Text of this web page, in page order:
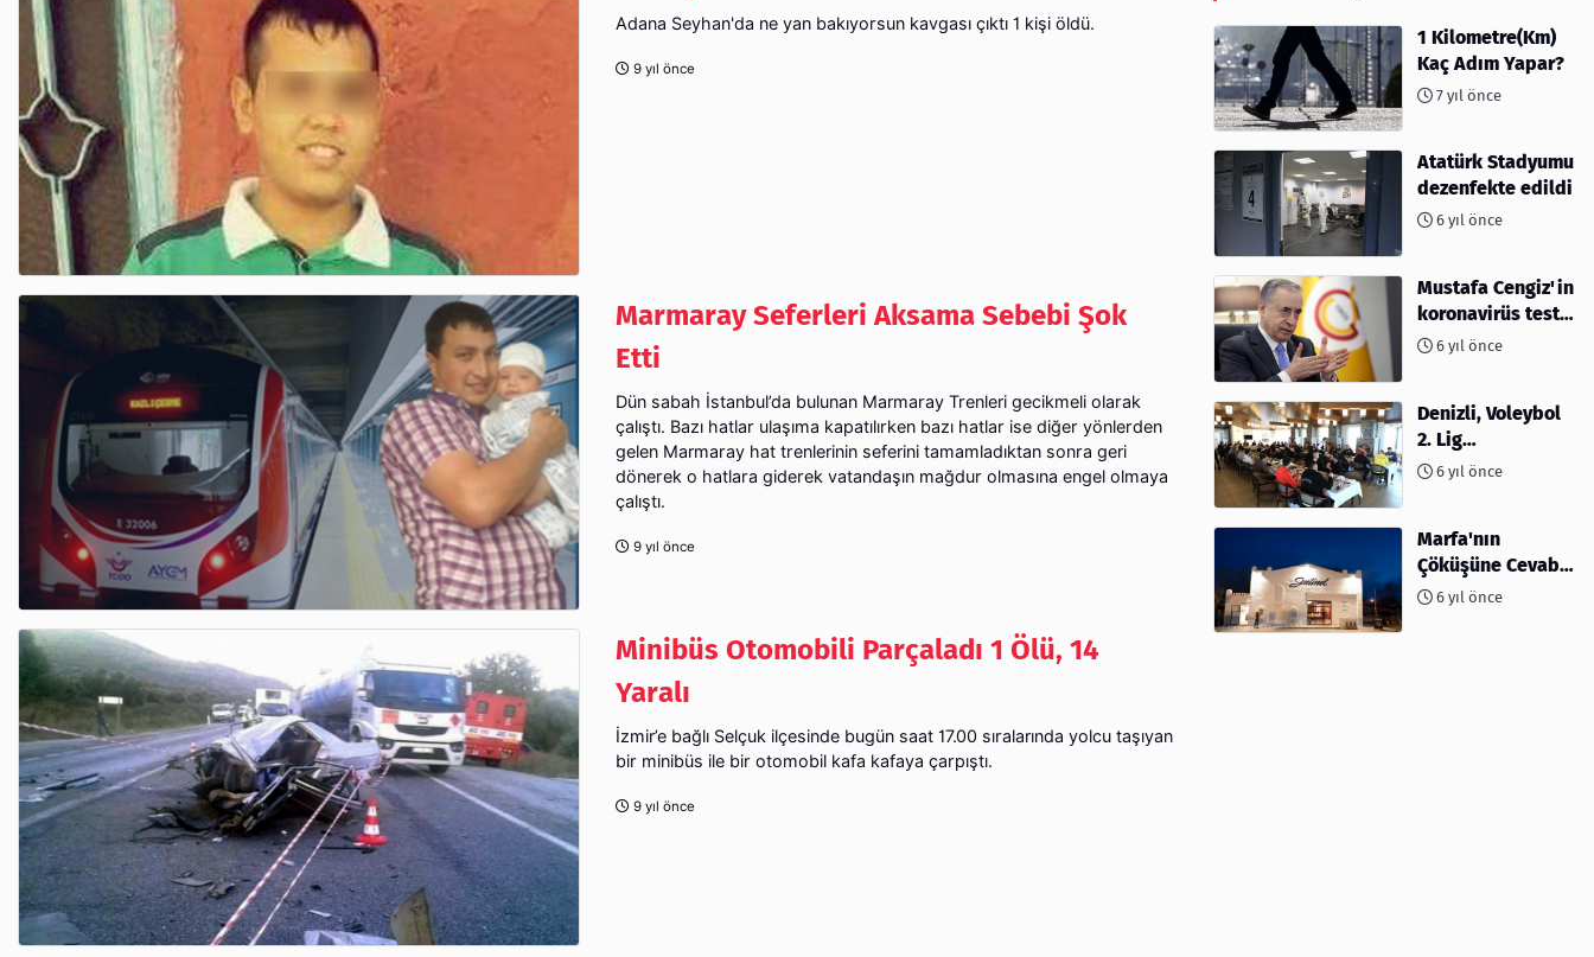
Adana Seyhan'da ne yan bakıyorsun kavgası çıktı 1 kişi öldü.
9 yıl önce
Marmaray Seferleri Aksama Sebebi Şok
Etti
Dün sabah İstanbul’da bulunan Marmaray Trenleri gecikmeli olarak
çalıştı. Bazı hatlar ulaşıma kapatılırken bazı hatlar ise diğer yönlerden
gelen Marmaray hat trenlerinin seferini tamamladıktan sonra geri
dönerek o hatlara giderek vatandaşın mağdur olmasına engel olmaya
çalıştı.
9 yıl önce
Minibüs Otomobili Parçaladı 1 Ölü, 14
Yaralı
İzmir’e bağlı Selçuk ilçesinde bugün saat 17.00 sıralarında yolcu taşıyan
bir minibüs ile bir otomobil kafa kafaya çarpıştı.
9 yıl önce
1 Kilometre(Km)
Kaç Adım Yapar?
7 yıl önce
Atatürk Stadyumu
dezenfekte edildi
6 yıl önce
Mustafa Cengiz'in
koronavirüs test
sonucu açıklandı
6 yıl önce
Denizli, Voleybol
2. Lig
müsabakalarına
6 yıl önce
Marfa'nın
Çöküşüne Cevabı:
Kahve ve
6 yıl önce